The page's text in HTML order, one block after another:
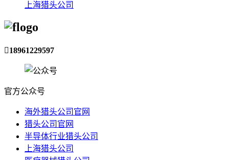
上海猎头公司
18961229597
官方公众号
海外猎头公司官网
猎头公司官网
半导体行业猎头公司
上海猎头公司